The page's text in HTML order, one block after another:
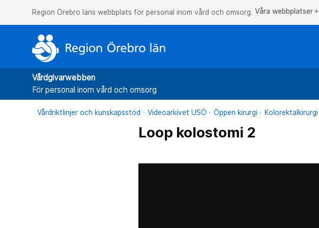
Region Örebro läns webbplats för personal inom vård och omsorg. Våra webbplatser add
Vårdgivarwebben
För personal inom vård och omsorg
Vårdriktlinjer och kunskapsstöd Videoarkivet USÖ Öppen kirurgi Kolorektalkirurgi
Loop kolostomi 2